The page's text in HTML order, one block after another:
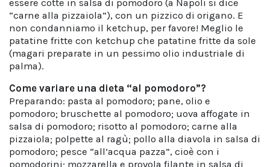
essere cotte in salsa di pomodoro (a Napoli si dice
“carne alla pizzaiola”), con un pizzico di origano. E
non condanniamo il ketchup, per favore! Meglio le
patatine fritte con ketchup che patatine fritte da sole
(magari preparate in un pessimo olio industriale di
palma).
Come variare una dieta “al pomodoro”?
Preparando: pasta al pomodoro; pane, olio e
pomodoro; bruschette al pomodoro; uova affogate in
salsa di pomodoro; risotto al pomodoro; carne alla
pizzaiola; polpette al ragù; pollo alla diavola in salsa di
pomodoro; pesce “all’acqua pazza”, cioè con i
pomodorini; mozzarella e provola filante in salsa di